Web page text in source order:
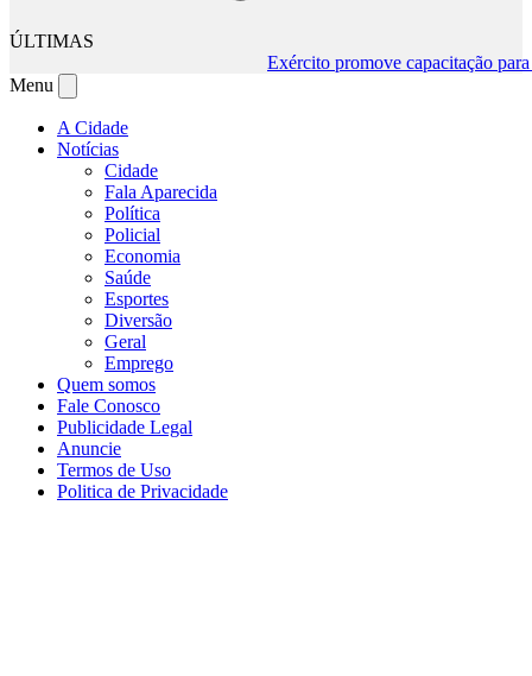
ÚLTIMAS
Exército promove capacitação para
Menu
A Cidade
Notícias
Cidade
Fala Aparecida
Política
Policial
Economia
Saúde
Esportes
Diversão
Geral
Emprego
Quem somos
Fale Conosco
Publicidade Legal
Anuncie
Termos de Uso
Politica de Privacidade